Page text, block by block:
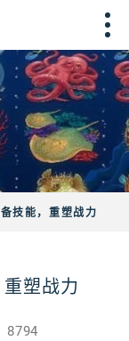
技能，重塑战力
塑战力
8794